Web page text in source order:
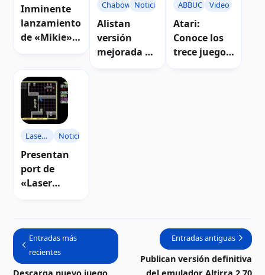
Inminente
lanzamiento
de «Mikie»
ChabowskiNoticias
Alistan
versión
mejorada de
ABBUC Video
Atari:
Conoce los
trece juegos
Laser
Squad
Noticias
Presentan
port de
«Laser
Video
Entradas más
recientes
Entradas antiguas
Publican versión definitiva